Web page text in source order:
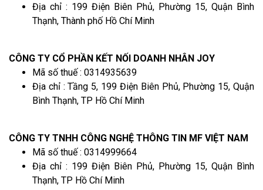
Địa chỉ : 199 Điện Biên Phủ, Phường 15, Quận Bình
Thạnh, Thành phố Hồ Chí Minh
CÔNG TY CỔ PHẦN KẾT NỐI DOANH NHÂN JOY
Mã số thuế : 0314935639
Địa chỉ : Tầng 5, 199 Điện Biên Phủ, Phường 15, Quận
Bình Thạnh, TP Hồ Chí Minh
CÔNG TY TNHH CÔNG NGHỆ THÔNG TIN MF VIỆT NAM
Mã số thuế : 0314999664
Địa chỉ : 199 Điện Biên Phủ, Phường 15, Quận Bình
Thạnh, TP Hồ Chí Minh